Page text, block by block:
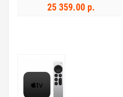
25 359.00 р.